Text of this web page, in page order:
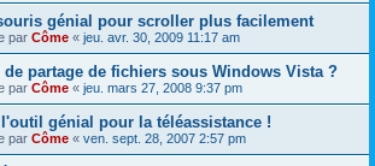
génial pour scroller plus facilement
par Côme « jeu. avr. 30, 2009 11:17 am
de partage de fichiers sous Windows Vista ?
par Côme « jeu. mars 27, 2008 9:37 pm
génial pour la téléassistance !
par Côme « ven. sept. 28, 2007 2:57 pm